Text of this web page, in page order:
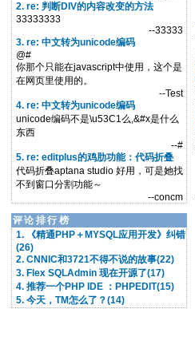
2. re: 判断DIV的内容改变的方法
33333333
--33333
3. re: 中文转为unicode编码
@#
你那个只能在javascript中使用，这个是
在网页里使用的。
--Test
4. re: 中文转为unicode编码
unicode编码不是\u53C1么,&#x是什么
东西
--#
5. re: editplus的鸡肋功能：代码折叠
代码折叠aptana studio 好用，可是她找
不到窗口分割功能～
--concm
评论排行榜
1. 《精通PHP＋MYSQL应用开发》纠错
(26)
2. CNNIC和3721不得不说的故事(22)
3. Flex SQLAdmin 现在开源了(17)
4. 推荐一个PHP IDE ：PHPEDIT(15)
5. 今天，TM怎么了？(14)